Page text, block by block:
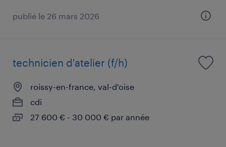
publié le 26 mars 2026
technicien d'atelier (f/h)
roissy-en-france, val-d'oise
cdi
27 600 € - 30 000 € par année